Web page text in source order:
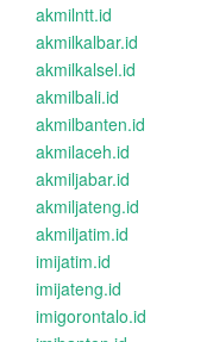
akmilntt.id
akmilkalbar.id
akmilkalsel.id
akmilbali.id
akmilbanten.id
akmilaceh.id
akmiljabar.id
akmiljateng.id
akmiljatim.id
imijatim.id
imijateng.id
imigorontalo.id